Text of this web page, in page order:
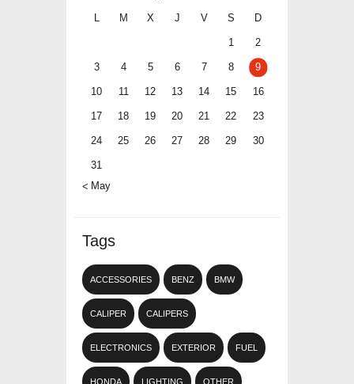
L M X J V S D
1 2
3 4 5 6 7 8 9
10 11 12 13 14 15 16
17 18 19 20 21 22 23
24 25 26 27 28 29 30
31
« May
Tags
ACCESSORIES BENZ BMW
CALIPER CALIPERS
ELECTRONICS EXTERIOR FUEL
HONDA LIGHTING OTHER